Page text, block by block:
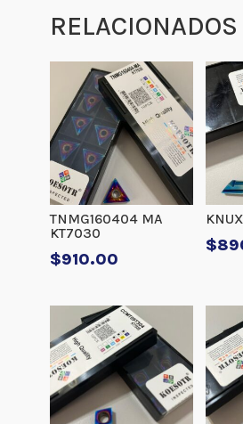
RELACIONADOS
TNMG160404 MA
KT7030
$910.00
$